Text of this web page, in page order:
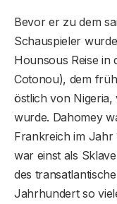
Bevor er zu dem
Schauspieler
Hounsous Reise in
Cotonou), dem
östlich von
wurde. Dahomey
Frankreich im Jahr
war einst als
des
Jahrhundert so